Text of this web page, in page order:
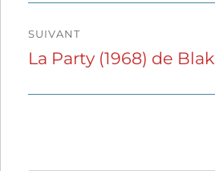
SUIVANT
Publication
La Party (1968) de